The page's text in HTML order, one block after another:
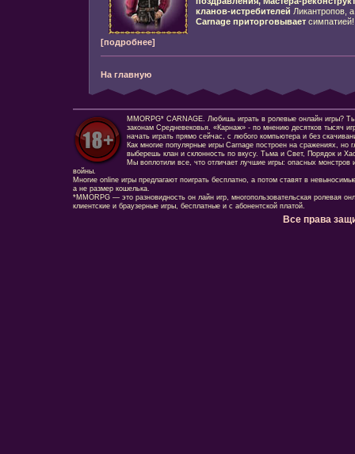
кланов-истребителей Ликантропов,
Carnageприторговываетсимпатией!
[подробнее]
На главную
MMORPG* CARNAGE. Любишь играть в ролевые онлайн игры?
законам Средневековья. «Карнаж» - по мнению десятков тысяч
начать играть прямо сейчас, с любого компьютера и без
Как многие популярные игры Carnage построен на сражениях, но
выберешь клан и склонность по вкусу. Тьма и Свет, Порядок и
Мы воплотили все, что отличает лучшие игры: опасных монстров
войны.
Многие online игры предлагают поиграть бесплатно, а потом ставят в
а не размер кошелька.
*MMORPG — это разновидность он лайн игр, многопользовательская ролевая
клиентские и браузерные игры, бесплатные и с абонентской платой.
Все права